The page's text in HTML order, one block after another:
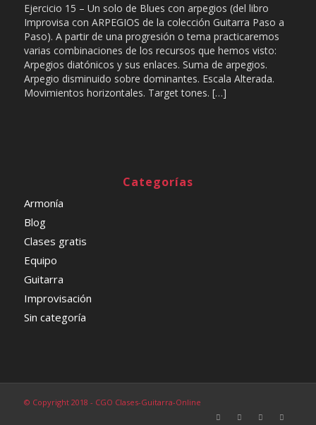
Ejercicio 15 – Un solo de Blues con arpegios (del libro
Improvisa con ARPEGIOS de la colección Guitarra Paso a
Paso). A partir de una progresión o tema practicaremos
varias combinaciones de los recursos que hemos visto:
Arpegios diatónicos y sus enlaces. Suma de arpegios.
Arpegio disminuido sobre dominantes. Escala Alterada.
Movimientos horizontales. Target tones. […]
Categorías
Armonía
Blog
Clases gratis
Equipo
Guitarra
Improvisación
Sin categoría
© Copyright 2018 - CGO Clases-Guitarra-Online